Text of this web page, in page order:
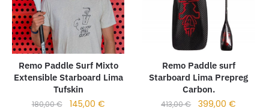
Remo Paddle Surf Mixto
Extensible Starboard Lima
Tufskin
180,00€ 145,00 €
Remo Paddle surf
Starboard Lima Prepreg
Carbon.
413,00€ 399,00€